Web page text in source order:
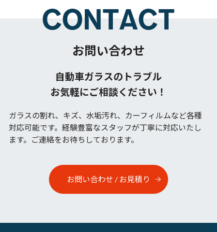
お問い合わせ
自動車ガラスのトラブル
お気軽にご相談ください！
ガラスの割れ、キズ、水垢汚れ、カーフィルムなど各種
対応可能です。 経験豊富なスタッフが丁寧に対応いたし
ます。ご連絡をお待ちしております。
お問い合わせ / お見積り